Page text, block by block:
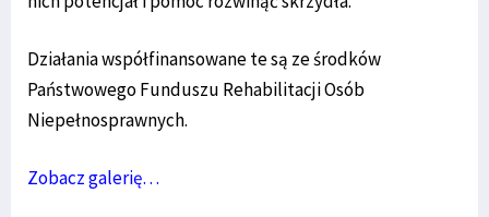
Działania współfinansowane te są ze środków
Państwowego Funduszu Rehabilitacji Osób
Niepełnosprawnych.
Zobacz galerię…